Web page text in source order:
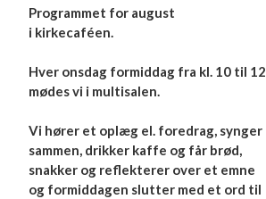
Programmet for august
i kirkecaféen.
Hver onsdag formiddag fra kl. 10 til 12
mødes vi i multisalen.
Vi hører et oplæg el. foredrag, synger
sammen, drikker kaffe og får brød,
snakker og reflekterer over et emne
og formiddagen slutter med et ord til